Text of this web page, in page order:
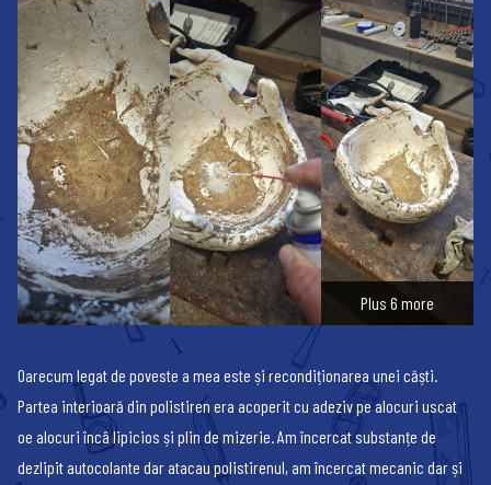
Plus 6 more
Oarecum legat de poveste a mea este și recondiționarea unei căști.
Partea interioară din polistiren era acoperit cu adeziv pe alocuri uscat
oe alocuri încâ lipicios și plin de mizerie. Am încercat substanțe de
dezlipit autocolante dar atacau polistirenul, am încercat mecanic dar și